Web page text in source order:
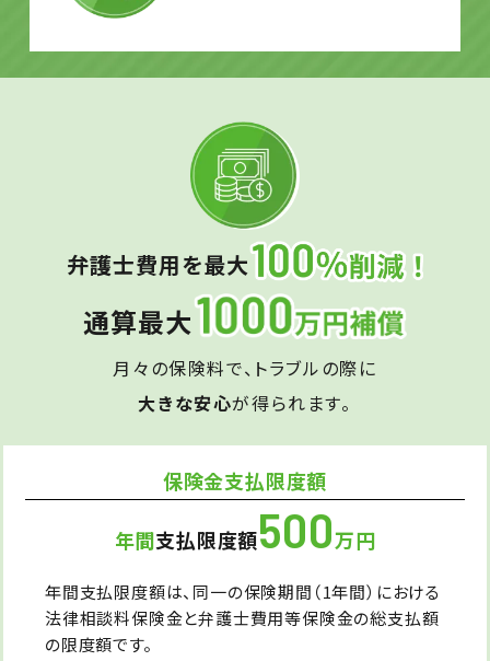
弁護士費用を最大
通算最大
月々の保険料で、トラブルの際に
大きな安心が得られます。
保険金支払限度額
年間支払限度額500万円
年間支払限度額は、同一の保険期間（1年間）における
法律相談料保険金と弁護士費用等保険金の総支払額
の限度額です。